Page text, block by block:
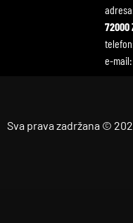
72000
e-mail:
Sva prava zadržana ©